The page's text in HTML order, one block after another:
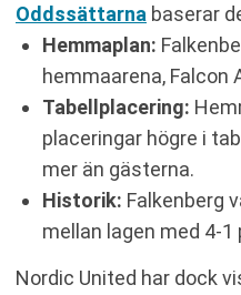
Oddssättarna baserar
Hemmaplan:
hemmaarena, Falcon
Tabellplacering:
placeringar högre i
mer än gästerna.
Historik: Falkenberg
mellan lagen med 4-1
Nordic United har dock